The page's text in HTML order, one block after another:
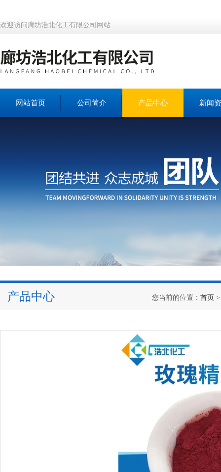
欢迎访问廊坊浩北化工有限公司网站
网站首页 公司简介 产品中心 新闻
产品中心 您当前的位置： 首页